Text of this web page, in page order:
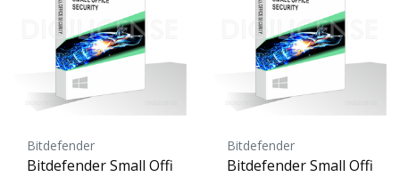
Bitdefender
Bitdefender Small Offi
Bitdefender
Bitdefender Small Offi